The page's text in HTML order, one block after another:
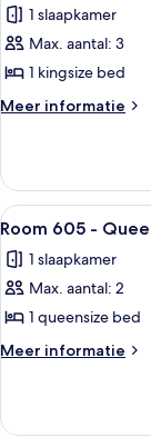
voor
Room
603
-
laden
1 slaapkamer
Max. aantal: 3
1 kingsize bed
Meer informatie
Meer
603
King
Alle
foto's
voor
Room
605
-
laden
5
Room 605 -
1 slaapkamer
Max. aantal: 2
1 queensize bed
Meer informatie
Meer
605